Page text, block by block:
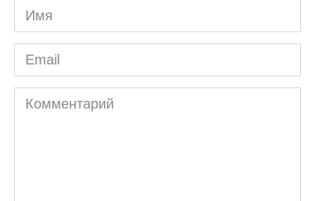
Имя
Email
Комментарий